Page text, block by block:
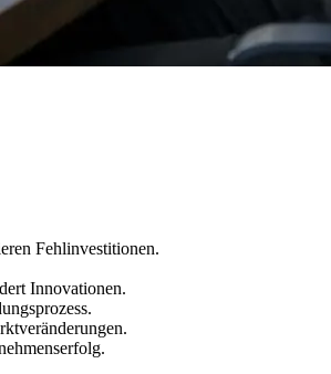
Fehlinvestitionen.
Innovationen.